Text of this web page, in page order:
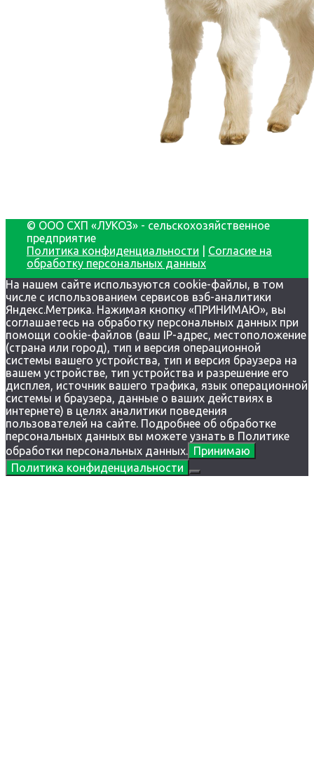
© ООО СХП «ЛУКОЗ» - сельскохозяйственное
предприятие
Политика конфиденциальности
Согласие на
обработку персональных данных
На нашем сайте используются cookie-файлы, в том
числе с использованием сервисов вэб-аналитики
Яндекс.Метрика. Нажимая кнопку «ПРИНИМАЮ», вы
соглашаетесь на обработку персональных данных при
помощи cookie-файлов (ваш IP-адрес, местоположение
(страна или город), тип и версия операционной
системы вашего устройства, тип и версия браузера на
вашем устройстве, тип устройства и разрешение его
дисплея, источник вашего трафика, язык операционной
системы и браузера, данные о ваших действиях в
интернете) в целях аналитики поведения
пользователей на сайте. Подробнее об обработке
персональных данных вы можете узнать в Политике
обработки персональных данных. Принимаю
Политика конфиденциальности